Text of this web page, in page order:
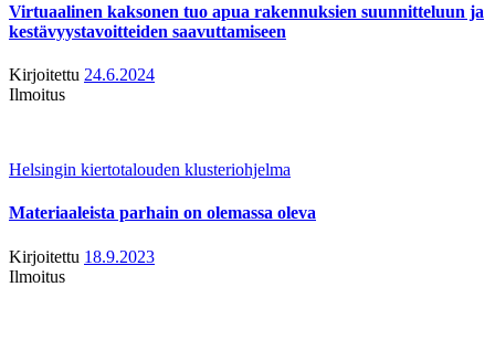
Virtuaalinen kaksonen tuo apua rakennuksien suunnitteluun ja
kestävyystavoitteiden saavuttamiseen
Kirjoitettu 24.6.2024
Ilmoitus
Helsingin kiertotalouden klusteriohjelma
Materiaaleista parhain on olemassa oleva
Kirjoitettu 18.9.2023
Ilmoitus